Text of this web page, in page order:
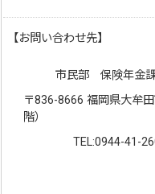
【お問い合わせ先】
市民部 保険年金
〒836-8666 福岡県大牟
階）
TEL:0944-41-